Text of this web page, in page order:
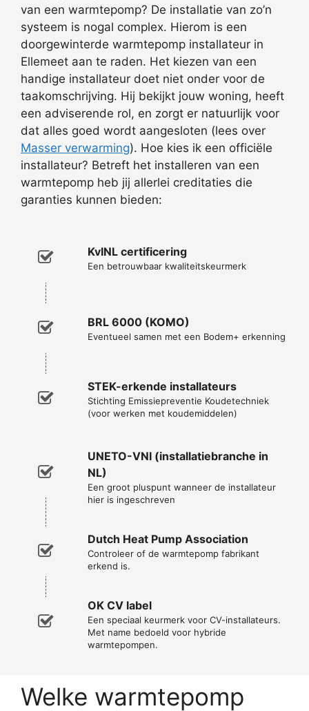
van een warmtepomp? De installatie van zo’n
systeem is nogal complex. Hierom is een
doorgewinterde warmtepomp installateur in
Ellemeet aan te raden. Het kiezen van een
handige installateur doet niet onder voor de
taakomschrijving. Hij bekijkt jouw woning, heeft
een adviserende rol, en zorgt er natuurlijk voor
dat alles goed wordt aangesloten (lees over
Masser verwarming). Hoe kies ik een officiële
installateur? Betreft het installeren van een
warmtepomp heb jij allerlei creditaties die
garanties kunnen bieden:
KvINL certificering
Een betrouwbaar kwaliteitskeurmerk
BRL 6000 (KOMO)
Eventueel samen met een Bodem+ erkenning
STEK-erkende installateurs
Stichting Emissiepreventie Koudetechniek
(voor werken met koudemiddelen)
UNETO-VNI (installatiebranche in
NL)
Een groot pluspunt wanneer de installateur
hier is ingeschreven
Dutch Heat Pump Association
Controleer of de warmtepomp fabrikant
erkend is.
OK CV label
Een speciaal keurmerk voor CV-installateurs.
Met name bedoeld voor hybride
warmtepompen.
Welke warmtepomp